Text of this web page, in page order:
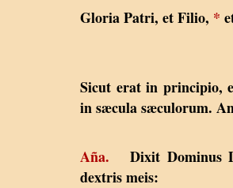
Gloria Patri, et Filio, *
Sicut erat in principio,
in sæcula sæculorum.
Aña. Dixit Dominus
dextris meis: